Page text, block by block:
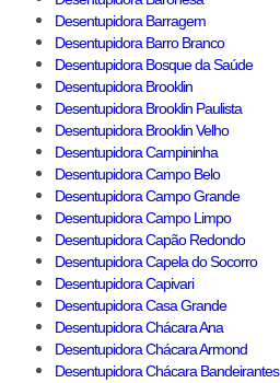
Desentupidora Barragem
Desentupidora Barro Branco
Desentupidora Bosque da Saúde
Desentupidora Brooklin
Desentupidora Brooklin Paulista
Desentupidora Brooklin Velho
Desentupidora Campininha
Desentupidora Campo Belo
Desentupidora Campo Grande
Desentupidora Campo Limpo
Desentupidora Capão Redondo
Desentupidora Capela do Socorro
Desentupidora Capivari
Desentupidora Casa Grande
Desentupidora Chácara Ana
Desentupidora Chácara Armond
Desentupidora Chácara Bandeirantes